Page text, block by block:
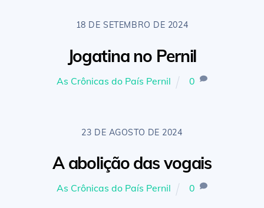
18 DE SETEMBRO DE 2024
Jogatina no Pernil
As Crônicas do País Pernil 0
23 DE AGOSTO DE 2024
A abolição das vogais
As Crônicas do País Pernil 0